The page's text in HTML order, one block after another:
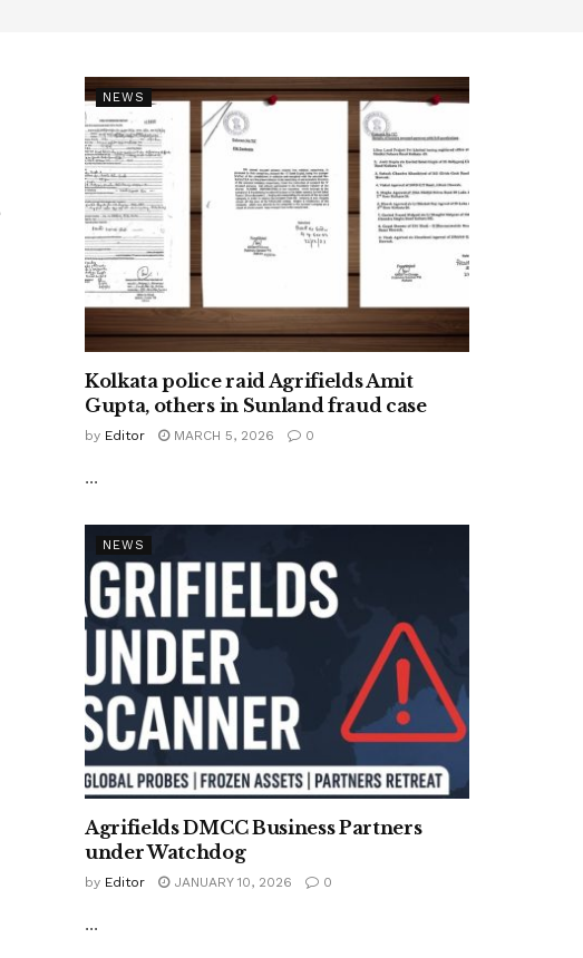
NEWS
Kolkata police raid Agrifields Amit
Gupta, others in Sunland fraud case
by Editor MARCH 5, 2026 0
...
NEWS
Agrifields DMCC Business Partners
under Watchdog
by Editor JANUARY 10, 2026 0
...